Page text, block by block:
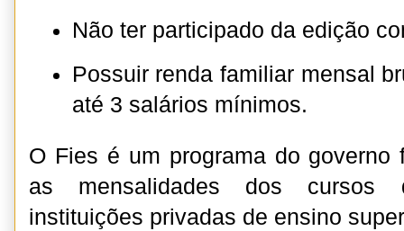
Não ter participado da edição
Possuir renda familiar mensal
até 3 salários mínimos.
O Fies é um programa do governo
as mensalidades dos cursos
instituições privadas de ensino